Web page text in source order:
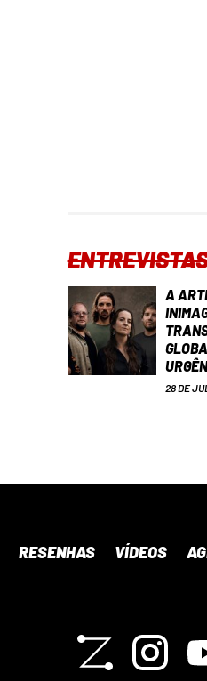
A
28 DE
RESENHAS VÍDEOS